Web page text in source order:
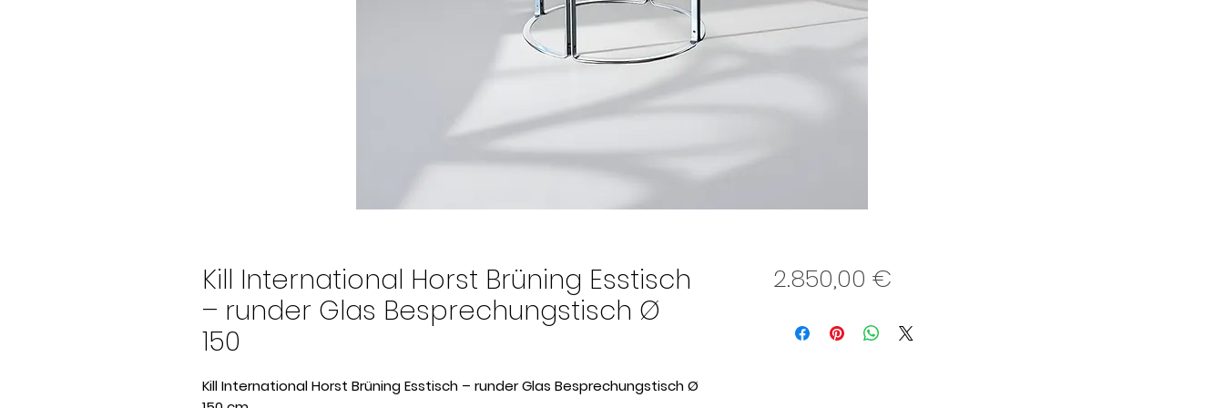
Kill International Horst Brüning Esstisch
– runder Glas Besprechungstisch Ø
150
Kill International Horst Brüning Esstisch – runder Glas Besprechungstisch Ø
2.850,00 €Preis